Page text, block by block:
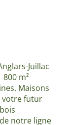
Juillac
m²
Maisons
votre futur
notre ligne